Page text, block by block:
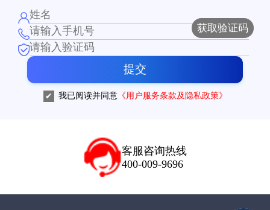
获取验证码
提交
我已阅读并同意 《用户服务条款及隐私政策》
客服咨询热线
400-009-9696